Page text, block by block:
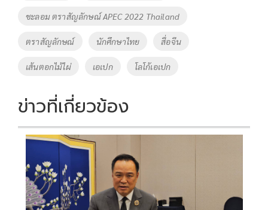
k k
ชะลอม ตราสัญลักษณ์ APEC 2022 Thailand
ตราสัญลักษณ์ นักศึกษาไทย สื่อจีน
เส้นตอกไม้ไผ่ เอเปก โลโก้เอเปก
ข่าวที่เกี่ยวข้อง